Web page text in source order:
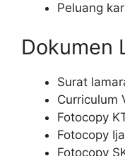
Peluang
Dokumen
Surat
Curriculum
Fotocopy
Fotocopy
Fotocopy